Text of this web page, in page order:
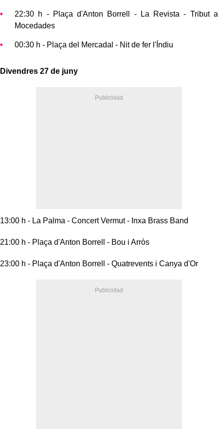
22:30 h - Plaça d'Anton Borrell - La Revista - Tribut a
Mocedades
00:30 h - Plaça del Mercadal - Nit de fer l'Índiu
Divendres 27 de juny
13:00 h - La Palma - Concert Vermut - Inxa Brass Band
21:00 h - Plaça d'Anton Borrell - Bou i Arròs
23:00 h - Plaça d'Anton Borrell - Quatrevents i Canya d'Or